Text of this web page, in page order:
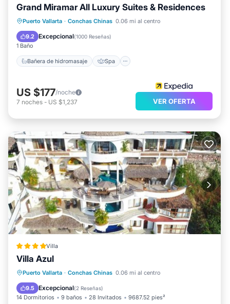
Grand Miramar All Luxury Suites & Residences
Puerto Vallarta · Conchas Chinas 0.06 mi al centro
9.2 Excepcional(1000 Reseñas)
1 Baño
Bañera de hidromasaje Spa
Bañera de hidromasaje Spa
Piscina
Balcón/Terraza
US $177/noche
7 noches - US $1,237 VER OFERTA
Villa
Villa Azul
Puerto Vallarta · Conchas Chinas 0.06 mi al centro
9.5 Excepcional(2 Reseñas)
14 Dormitorios 9 baños 28 Invitados 9687.52 pies²
Piscina privada
Piscina
Balcón/Terraza